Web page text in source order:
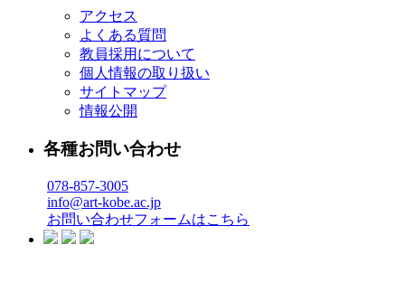
アクセス
よくある質問
教員採用について
個人情報の取り扱い
サイトマップ
情報公開
各種お問い合わせ
078-857-3005
info@art-kobe.ac.jp
お問い合わせフォームはこちら